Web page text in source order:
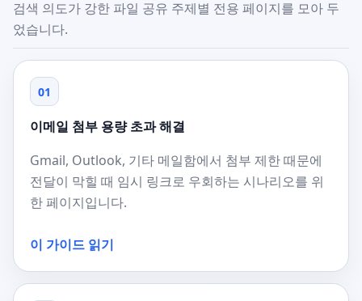
검색 의도가 강한 파일 공유 주제별 전용 페이지를 모아 두
었습니다.
01
이메일 첨부 용량 초과 해결
Gmail, Outlook, 기타 메일함에서 첨부 제한 때문에
전달이 막힐 때 임시 링크로 우회하는 시나리오를 위
한 페이지입니다.
이 가이드 읽기